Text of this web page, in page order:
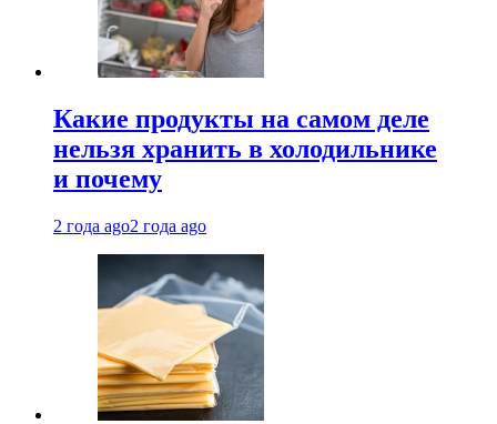
Какие продукты на самом деле
нельзя хранить в холодильнике
и почему
2 года ago2 года ago